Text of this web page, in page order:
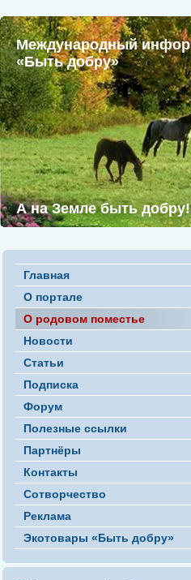
Международный
«Быть добру»
А на Земле быть добру!
Главная
О портале
О родовом поместье
Новости
Статьи
Подписка
Форум
Полезные ссылки
Партнёры
Контакты
Сотворчество
Реклама
Экотовары «Быть добру»